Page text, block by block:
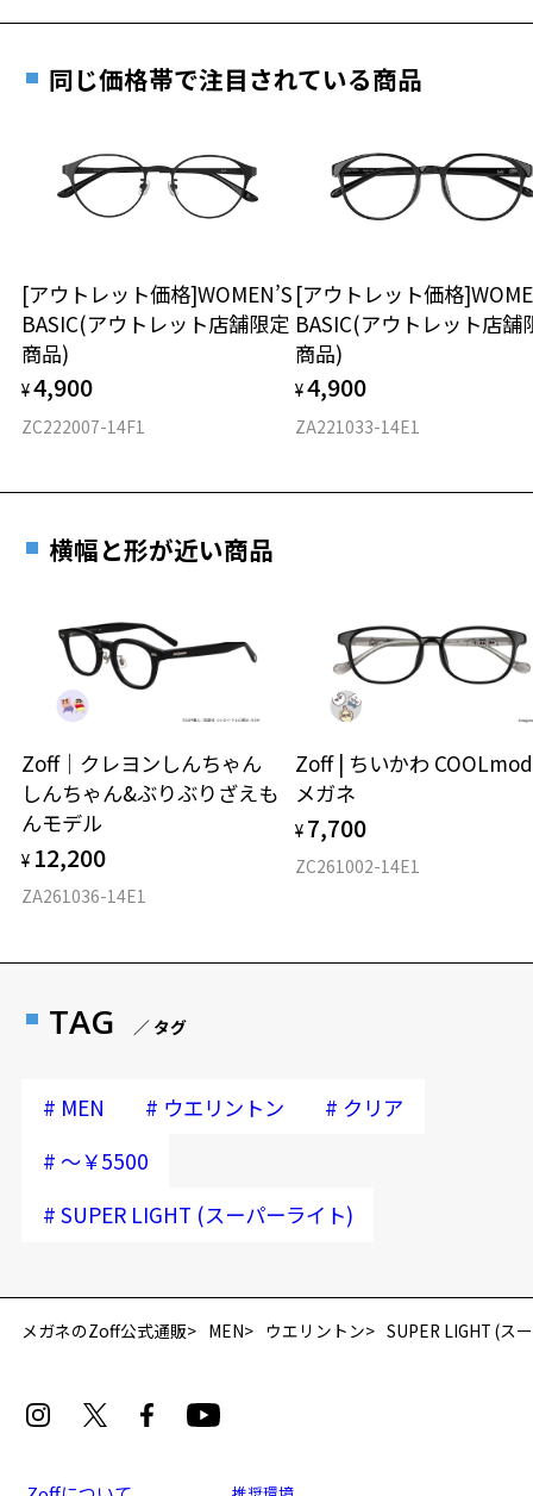
8.3g
※着脱式サングラス：デモレンズ、アタッチメント込みの重さ
タイプ
材質
フロント素材：Swiss Plastic
す。
もっと見る
お近くのZoff実店舗にて度数を測定いただけます（無料）。
その際は記入用紙をダウンロードしてお使いください。
ダウンロード
同じ価格帯で注目されている商品
[アウトレット価格]WOMEN’S
BASIC(アウトレット店舗限定
商品)
¥4,900
ZC222007-14F1
[アウトレット価格
BASIC(アウトレット店舗
商品)
¥4,900
ZA221033-14E1
横幅と形が近い商品
Zoff｜クレヨンしんちゃん
しんちゃん&ぶりぶりざえも
んモデル
¥ 12,200
ZA261036-14E1
Zoff | ちいかわ
メガネ
¥ 7,700
ZC261002-14E1
TAG ／ タグ
# MEN # ウエリントン # クリア
# ～￥5500
# SUPER LIGHT (スーパーライト)
メガネのZoff公式通販 MEN ウエリントン SUPER LIGHT (ス